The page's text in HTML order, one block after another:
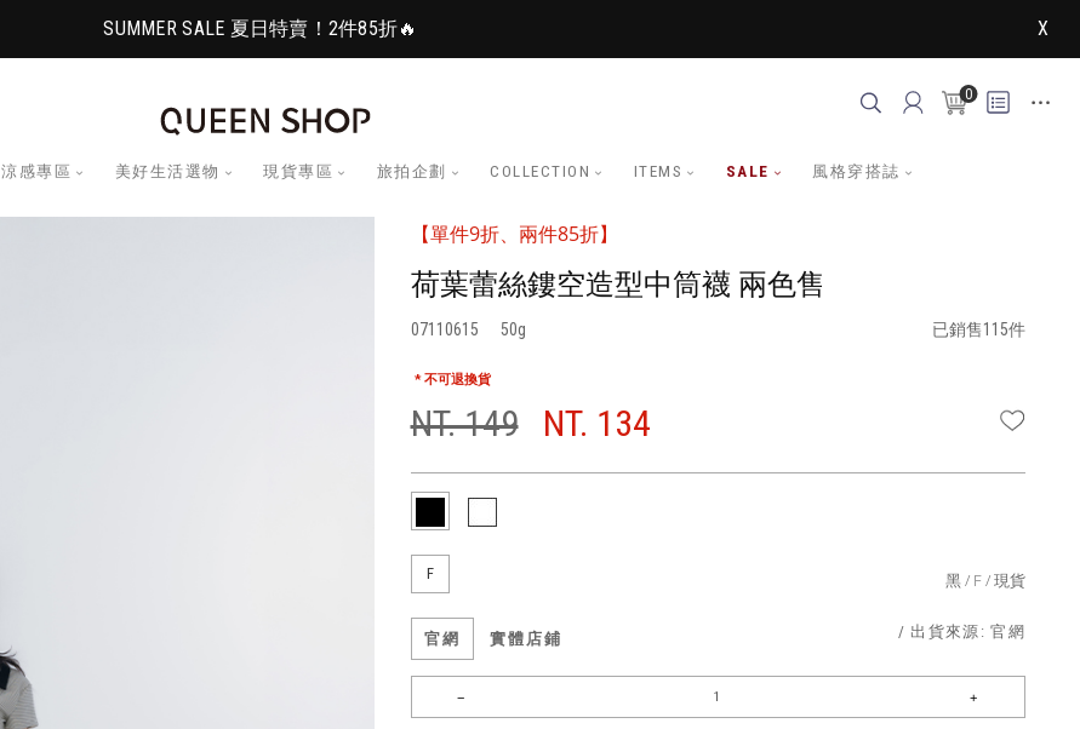
SUMMER SALE 夏日特賣！2件85折🔥 X
0
涼感專區 美好生活選物 現貨專區 旅拍企劃 COLLECTION ITEMS SALE 風格穿搭誌
【單件9折、兩件85折】
荷葉蕾絲鏤空造型中筒襪 兩色售
07110615 50 已銷售115件
* 不可退換貨
NT. 149 NT. 134
F 黑 F 現貨
官網 實體店鋪 / 出貨來源:官網